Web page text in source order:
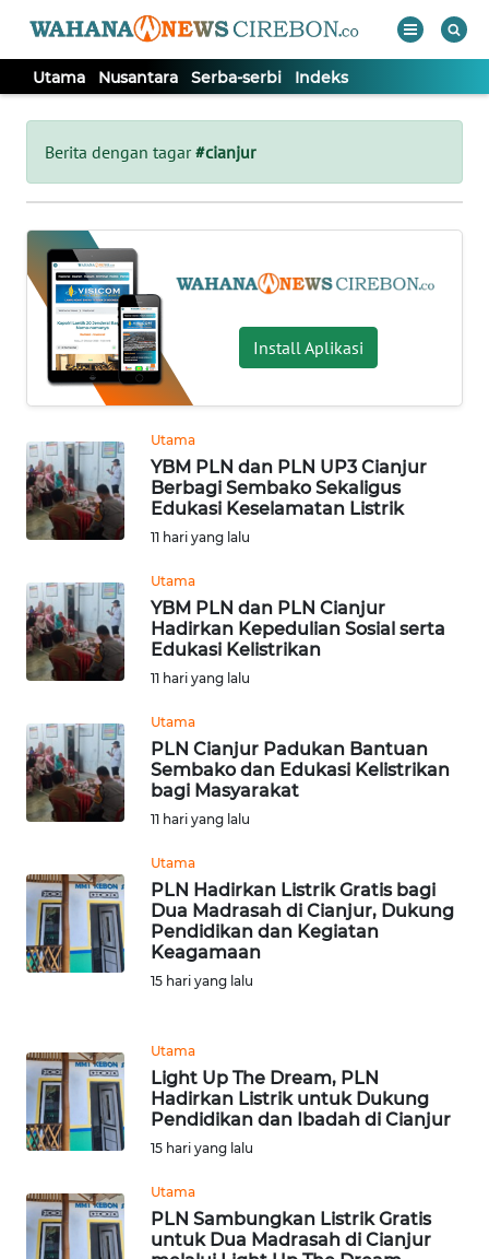
Utama Nusantara Serba-serbi Indeks
Berita dengan tagar#cianjur
Install Aplikasi
Utama
YBM PLN dan PLN UP3 Cianjur
Berbagi Sembako Sekaligus
Edukasi Keselamatan Listrik
11 hari yang lalu
Utama
YBM PLN dan PLN Cianjur
Hadirkan Kepedulian Sosial serta
Edukasi Kelistrikan
11 hari yang lalu
Utama
PLN Cianjur Padukan Bantuan
Sembako dan Edukasi Kelistrikan
bagi Masyarakat
11 hari yang lalu
Utama
PLN Hadirkan Listrik Gratis bagi
Dua Madrasah di Cianjur, Dukung
Pendidikan dan Kegiatan
Keagamaan
15 hari yang lalu
Utama
Light Up The Dream, PLN
Hadirkan Listrik untuk Dukung
Pendidikan dan Ibadah di Cianjur
15 hari yang lalu
Utama
PLN Sambungkan Listrik Gratis
untuk Dua Madrasah di Cianjur
Tutup
UTAMA
NUSANTARA
SERBA-
SERBI
Informasi
INDEKS
BERITA
KONTAK
INFO
IKLAN
KAMI
PEDOMAN
MEDIA
SIBER
REDAKSI
KARIR
Wahana
News
Regional
WN
WN